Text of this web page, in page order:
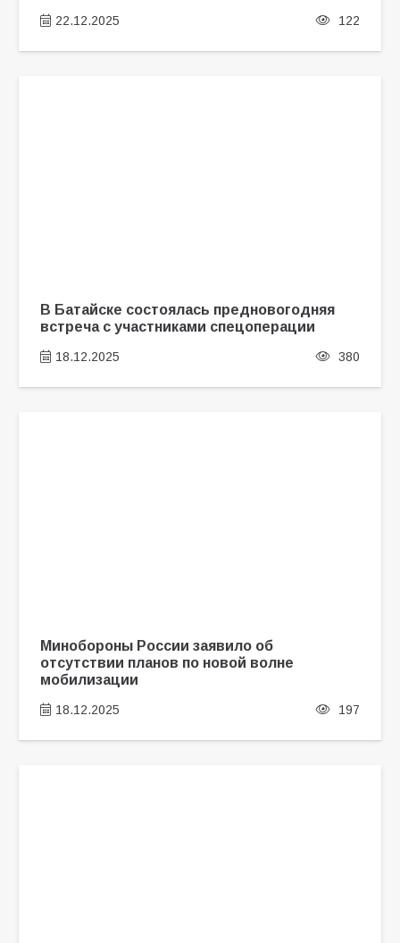
22.12.2025 122
В Батайске состоялась предновогодняя
встреча с участниками спецоперации
18.12.2025 380
Минобороны России заявило об
отсутствии планов по новой волне
мобилизации
18.12.2025 197